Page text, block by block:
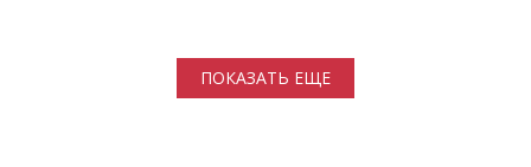
ПОКАЗАТЬ ЕЩЕ